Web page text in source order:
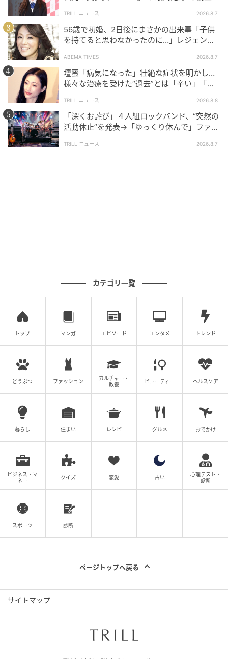
デュア・リパとティファニー2023年、デュア・リパは100カラット超のダイ
ヤモンドを用いた豪華なティファニーのネックレスで登場した。photography
TRILL ニュース 2026.8.7
56歳で初婚、2日後にまさかの出来事「子供
を持てると思わなかったのに…」レジェンド
ABEMA TIMES 2026.8.7
壇蜜「病気になった」壮絶な症状を明かし…
様々な治療を受けた“過去”とは「辛い」「苦
TRILL ニュース 2026.8.8
「深くお詫び」４人組ロックバンド、“突然の
活動休止”を発表→「ゆっくり休んで」ファン
TRILL ニュース 2026.8.7
カテゴリ一覧
トップ マンガ エピソード エンタメ トレンド
どうぶつ ファッション
カルチャー・
教養
ビューティー ヘルスケア
暮らし 住まい レシピ グルメ おでかけ
ビジネス・マ
ネー
クイズ 恋愛 占い
心理テスト・
診断
スポーツ 診断
ページトップへ戻る
サイトマップ